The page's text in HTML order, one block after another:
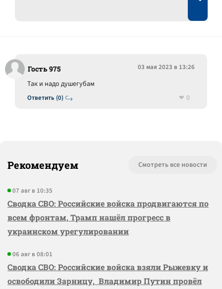
Гость 975 03 мая 2023 в 13:26
Ответить (0)
Так и надо душегубам
0
Рекомендуем Смотреть все новости
07 авг в 10:35
Сводка СВО: Российские войска продвигаются по
всем фронтам, Трамп нашёл прогресс в
украинском урегулировании
06 авг в 08:01
Сводка СВО: Российские войска взяли Рыжевку и
освободили Зарницу, Владимир Путин провёл